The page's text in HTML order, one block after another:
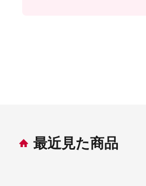
最近見た商品